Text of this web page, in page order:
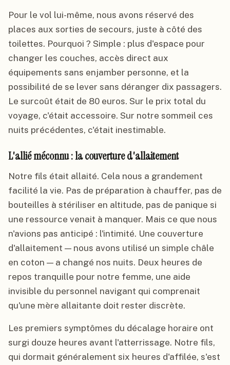
Pour le vol lui-même, nous avons réservé des
places aux sorties de secours, juste à côté des
toilettes. Pourquoi ? Simple : plus d'espace pour
changer les couches, accès direct aux
équipements sans enjamber personne, et la
possibilité de se lever sans déranger dix passagers.
Le surcoût était de 80 euros. Sur le prix total du
voyage, c'était accessoire. Sur notre sommeil ces
nuits précédentes, c'était inestimable.
L'allié méconnu : la couverture d'allaitement
Notre fils était allaité. Cela nous a grandement
facilité la vie. Pas de préparation à chauffer, pas de
bouteilles à stériliser en altitude, pas de panique si
une ressource venait à manquer. Mais ce que nous
n'avions pas anticipé : l'intimité. Une couverture
d'allaitement — nous avons utilisé un simple châle
en coton — a changé nos nuits. Deux heures de
repos tranquille pour notre femme, une aide
invisible du personnel navigant qui comprenait
qu'une mère allaitante doit rester discrète.
Les premiers symptômes du décalage horaire ont
surgi douze heures avant l'atterrissage. Notre fils,
qui dormait généralement six heures d'affilée, s'est